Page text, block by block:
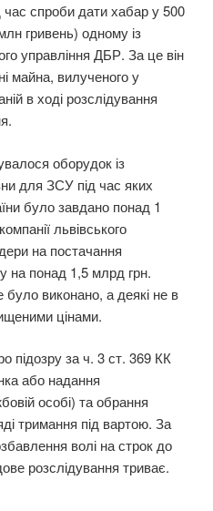
час спроби дати хабар у 500
гривень) одному із
управління ДБР. За це він
майна, вилученого у
в ході розслідування
оборудок із
для ЗСУ під час яких
було завдано понад 1
львівського
на постачання
на понад 1,5 млрд грн.
було виконано, а деякі не в
цінами.
підозру за ч. 3 ст. 369 КК
або надання
особі) та обрання
тримання під вартою. За
волі на строк до
розслідування триває.